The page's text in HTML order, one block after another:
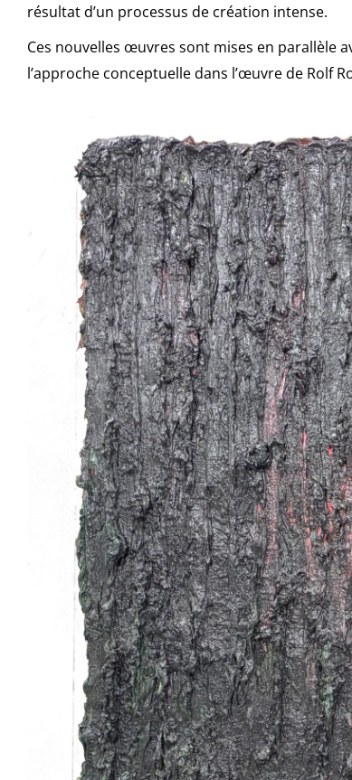
résultat d’un processus de création intense.
Ces nouvelles œuvres sont mises en parallèle
l’approche conceptuelle dans l’œuvre de Rolf